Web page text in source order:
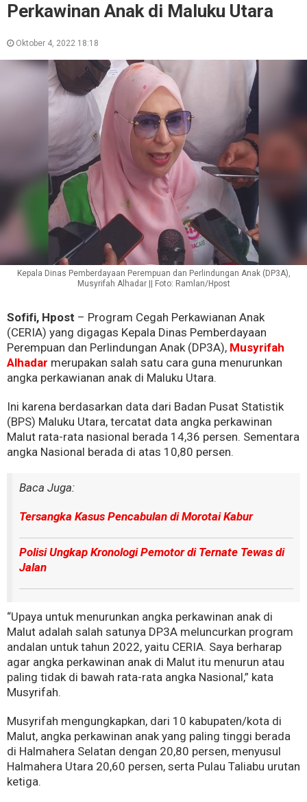
Perkawinan Anak di Maluku Utara
Oktober 4, 2022 18:18
Kepala Dinas Pemberdayaan Perempuan dan Perlindungan Anak (DP3A),
Musyrifah Alhadar || Foto: Ramlan/Hpost
Sofifi, Hpost – Program Cegah Perkawianan Anak
(CERIA) yang digagas Kepala Dinas Pemberdayaan
Perempuan dan Perlindungan Anak (DP3A), Musyrifah
Alhadar merupakan salah satu cara guna menurunkan
angka perkawianan anak di Maluku Utara.
Ini karena berdasarkan data dari Badan Pusat Statistik
(BPS) Maluku Utara, tercatat data angka perkawinan
Malut rata-rata nasional berada 14,36 persen. Sementara
angka Nasional berada di atas 10,80 persen.
Baca Juga:
Tersangka Kasus Pencabulan di Morotai Kabur
Polisi Ungkap Kronologi Pemotor di Ternate Tewas di
Jalan
“Upaya untuk menurunkan angka perkawinan anak di
Malut adalah salah satunya DP3A meluncurkan program
andalan untuk tahun 2022, yaitu CERIA. Saya berharap
agar angka perkawinan anak di Malut itu menurun atau
paling tidak di bawah rata-rata angka Nasional,” kata
Musyrifah.
Musyrifah mengungkapkan, dari 10 kabupaten/kota di
Malut, angka perkawinan anak yang paling tinggi berada
di Halmahera Selatan dengan 20,80 persen, menyusul
Halmahera Utara 20,60 persen, serta Pulau Taliabu urutan
ketiga.